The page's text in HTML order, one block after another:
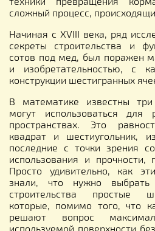
сложный процесс,
Начиная с XVIII века, ряд
секреты строительства и
сотов под мед, был поражен
и изобретательностью, с
конструкции шестигранных
В математике известны
могут использоваться
пространствах. Это
квадрат и шестиугольник,
последние с точки зрения
использования и прочности,
Просто удивительно, как
знали, что нужно
строительства простые
которые, помимо того, что
решают вопрос
используемой поверхности